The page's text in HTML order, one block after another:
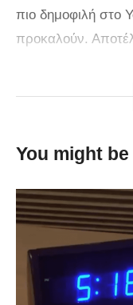
πιο δημοφιλή στο
προκαλούν.
προβολές τους σε
στο
παρουσιάζει τις
You might